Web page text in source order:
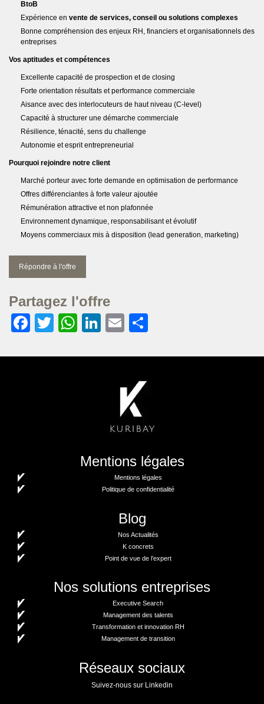
BtoB
Expérience en vente de services, conseil ou solutions complexes
Bonne compréhension des enjeux RH, financiers et organisationnels des
entreprises
Vos aptitudes et compétences
Excellente capacité de prospection et de closing
Forte orientation résultats et performance commerciale
Aisance avec des interlocuteurs de haut niveau (C-level)
Capacité à structurer une démarche commerciale
Résilience, ténacité, sens du challenge
Autonomie et esprit entrepreneurial
Pourquoi rejoindre notre client
Marché porteur avec forte demande en optimisation de performance
Offres différenciantes à forte valeur ajoutée
Rémunération attractive et non plafonnée
Environnement dynamique, responsabilisant et évolutif
Moyens commerciaux mis à disposition (lead generation, marketing)
Répondre à l'offre
Partagez l'offre
Facebook
TwitterWhatsApp
LinkedIn
Email
Mentions légales
Mentions légales
Politique de confidentialité
Blog
Nos Actualités
K concrets
Point de vue de l’expert
Nos solutions entreprises
Executive Search
Management des talents
Transformation et innovation RH
Management de transition
Réseaux sociaux
Suivez-nous sur Linkedin